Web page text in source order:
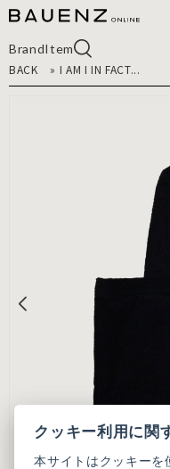
BrandItem
BACK
» I AM I IN FACT...
クッキー利用に関
本サイトはクッキーを